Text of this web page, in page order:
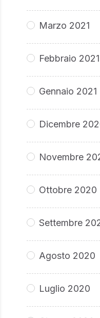
Marzo 2021
Febbraio 2021
Gennaio 2021
Dicembre
Novembre
Ottobre 2020
Settembre
Agosto 2020
Luglio 2020